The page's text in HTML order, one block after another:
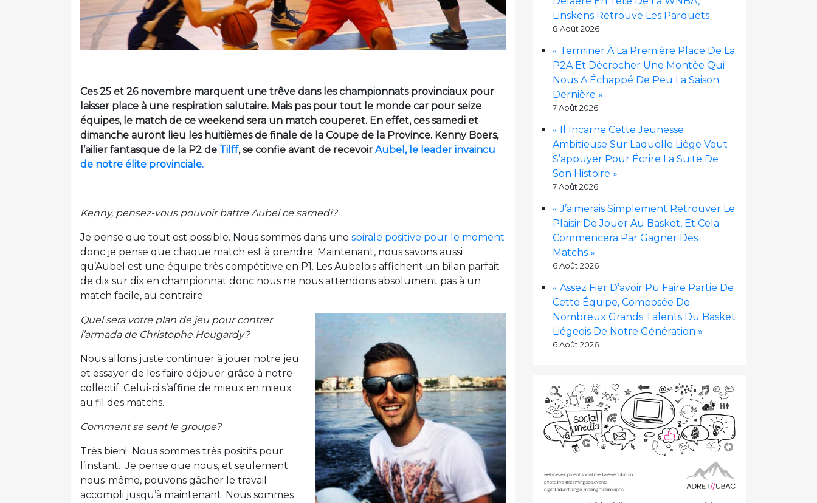
Ces 25 et 26 novembre marquent une trêve dans les championnats provinciaux pour
laisser place à une respiration salutaire. Mais pas pour tout le monde car pour seize
équipes, le match de ce weekend sera un match couperet. En effet, ces samedi et
dimanche auront lieu les huitièmes de finale de la Coupe de la Province. Kenny Boers,
l’ailier fantasque de la P2 de Tilff, se confie avant de recevoir Aubel, le leader invaincu
de notre élite provinciale.
Kenny, pensez-vous pouvoir battre Aubel ce samedi?
Je pense que tout est possible. Nous sommes dans une spirale positive pour le moment
donc je pense que chaque match est à prendre. Maintenant, nous savons aussi
qu’Aubel est une équipe très compétitive en P1. Les Aubelois affichent un bilan parfait
de dix sur dix en championnat donc nous ne nous attendons absolument pas à un
match facile, au contraire.
Quel sera votre plan de jeu pour contrer
l’armada de Christophe Hougardy?
Nous allons juste continuer à jouer notre jeu
et essayer de les faire déjouer grâce à notre
collectif. Celui-ci s’affine de mieux en mieux
au fil des matchs.
Comment se sent le groupe?
Très bien! Nous sommes très positifs pour
l’instant. Je pense que nous, et seulement
nous-même, pouvons gâcher le travail
accompli jusqu’à maintenant. Nous sommes
Linskens Retrouve Les Parquets
8 Août 2026
« Terminer À La Première Place De La
P2A Et Décrocher Une Montée Qui
Nous A Échappé De Peu La Saison
Dernière »
7 Août 2026
« Il Incarne Cette Jeunesse
Ambitieuse Sur Laquelle Liège Veut
S’appuyer Pour Écrire La Suite De
Son Histoire »
7 Août 2026
« J’aimerais Simplement Retrouver Le
Plaisir De Jouer Au Basket, Et Cela
Commencera Par Gagner Des
Matchs »
6 Août 2026
« Assez Fier D’avoir Pu Faire Partie De
Cette Équipe, Composée De
Nombreux Grands Talents Du Basket
Liégeois De Notre Génération »
6 Août 2026